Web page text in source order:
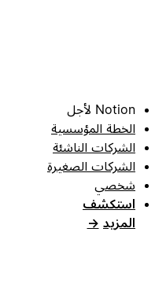
Notion لأجل
الخطة المؤسسية
الشركات الناشئة
الشركات الصغيرة
شخصي
استكشف
المزيد →